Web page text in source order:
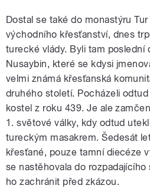
Dostal se také do monastýru
východního křesťanství, dnes
turecké vlády. Byli tam poslední
Nusaybin, které se kdysi
velmi známá křesťanská
druhého století. Pocházeli
kostel z roku 439. Je ale
1. světové války, kdy odtud
tureckým masakrem. Šedesát
křesťané, pouze tamní diecéze
se nastěhovala do
ho zachránit před zkázou.